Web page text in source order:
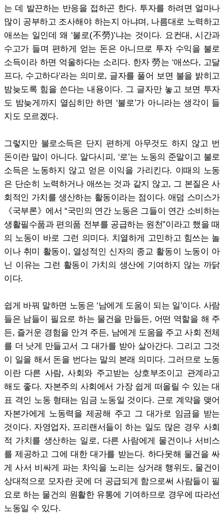
는 데 발끈하는 반응을 접하곤 한다. 투자를 하려면 얼마나
많이 공부하고 조사해야 하는지 아냐며, 나름대로 노력하고
애쓰는 일인데 왜 ‘불로(不勞)’냐는 것이다. 요컨대, 시간과
수고가 들며 편하게 얻는 돈은 아니므로 투자 수익을 불로
소득이라 하면 억울하다는 소리다. 한자 勞는 ‘애쓰다, 고달
프다, 수고하다’라는 의미로, 글자를 풀어 보면 불을 밝히고
밤늦도록 힘을 쓴다는 내용이다. 그 글자만 놓고 보면 투자
도 밤늦게까지 열심히만 하면 ‘불로’가 아니라는 생각이 들
지도 모르겠다.
그렇지만 불로소득은 단지 편하게 아무것도 하지 않고 번
돈이란 말이 아니다. 알다시피, ‘로’는 노동의 준말이고 불로
소득은 노동하지 않고 얻은 이익을 가리킨다. 이때의 노동
은 단순히 노력하거나 애쓰는 것과 같지 않고, 그 본질은 사
회적인 가치를 생산하는 활동이라는 점이다. 애덤 스미스가
《국부론》에서 “국민의 연간 노동은 그들이 연간 소비하는
생활필수품과 편의품 전부를 공급하는 원천”이라고 했을 때
의 노동이 바로 그런 의미다. 치열하게 고민하고 힘쓰는 놀
이나 취미 활동이, 열성적인 신자의 종교 활동이 노동이 아
닌 이유는 그런 활동이 가치의 생산에 기여하지 않는 까닭
이다.
쉽게 바꿔 말하면 노동은 ‘남에게 도움이 되는 일’이다. 사람
들은 남들이 필요로 하는 물건을 만들든, 어떤 역할을 해 주
든, 즐거운 경험을 안겨 주든, 남에게 도움을 주고 사회 전체
를 더 낫게 만들고서 그 대가를 받아 살아간다. 그리고 그것
이 일을 해서 돈을 번다는 말의 본래 의미다. 그러므로 노동
이란 다른 사람, 사회와 주고받는 상호부조이고 관계라고
해도 좋다. 자본주의 사회에서 가장 쉽게 떠올릴 수 있는 대
표 격인 노동 형태는 임금 노동일 것이다. 근로 계약을 맺어
자본가에게 노동력을 제공해 주고 그 대가로 임금을 받는
것이다. 자영업자, 프리랜서들이 하는 일도 많은 경우 사회
적 가치를 생산하는 일로, 다른 사람에게 물건이나 서비스
를 제공하고 그에 대한 대가를 받는다. 하다못해 물건을 싸
게 사서 비싸게 파는 차익을 노리는 상거래 행위도, 물건이
상대적으로 모자란 곳에 더 공급되게 함으로써 사람들이 필
요로 하는 물건의 원활한 유통에 기여하므로 경우에 따라선
노동일 수 있다.